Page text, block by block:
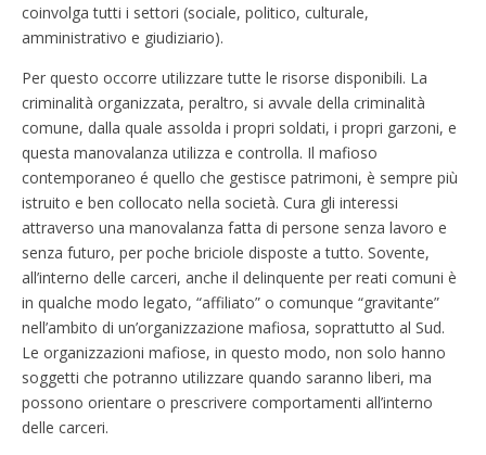
coinvolga tutti i settori (sociale, politico, culturale,
amministrativo e giudiziario).
Per questo occorre utilizzare tutte le risorse disponibili. La
criminalità organizzata, peraltro, si avvale della criminalità
comune, dalla quale assolda i propri soldati, i propri garzoni, e
questa manovalanza utilizza e controlla. Il mafioso
contemporaneo é quello che gestisce patrimoni, è sempre più
istruito e ben collocato nella società. Cura gli interessi
attraverso una manovalanza fatta di persone senza lavoro e
senza futuro, per poche briciole disposte a tutto. Sovente,
all’interno delle carceri, anche il delinquente per reati comuni è
in qualche modo legato, “affiliato” o comunque “gravitante”
nell’ambito di un’organizzazione mafiosa, soprattutto al Sud.
Le organizzazioni mafiose, in questo modo, non solo hanno
soggetti che potranno utilizzare quando saranno liberi, ma
possono orientare o prescrivere comportamenti all’interno
delle carceri.